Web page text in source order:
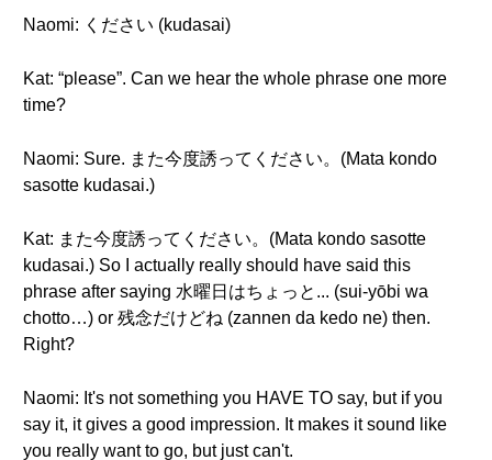
Naomi: ください (kudasai)
Kat: “please”. Can we hear the whole phrase one more
time?
Naomi: Sure. また今度誘ってください。(Mata kondo
sasotte kudasai.)
Kat: また今度誘ってください。(Mata kondo sasotte
kudasai.) So I actually really should have said this
phrase after saying 水曜日はちょっと... (sui-yōbi wa
chotto…) or 残念だけどね (zannen da kedo ne) then.
Right?
Naomi: It's not something you HAVE TO say, but if you
say it, it gives a good impression. It makes it sound like
you really want to go, but just can't.